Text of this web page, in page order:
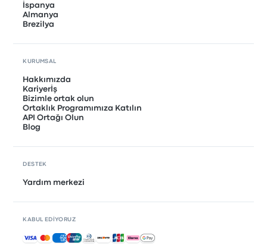
İspanya
Almanya
Brezilya
KURUMSAL
Hakkımızda
Kariyerİş
Bizimle ortak olun
Ortaklık Programımıza Katılın
API Ortağı Olun
Blog
DESTEK
Yardım merkezi
KABUL EDIYORUZ
Kabul edilen ödemeler